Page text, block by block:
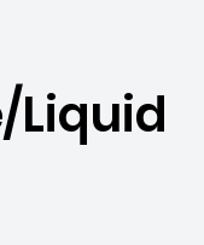
Liquid